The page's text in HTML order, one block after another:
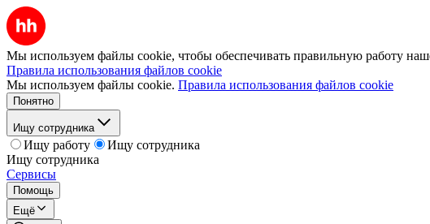
Мы используем файлы cookie, чтобы обеспечивать правильную работу
Правила использования файлов cookie
Мы используем файлы cookie. Правила использования файлов cookie
Понятно
Ищу сотрудника
Ищу работу
Ищу сотрудника
Ищу сотрудника
Сервисы
Помощь
Ещё